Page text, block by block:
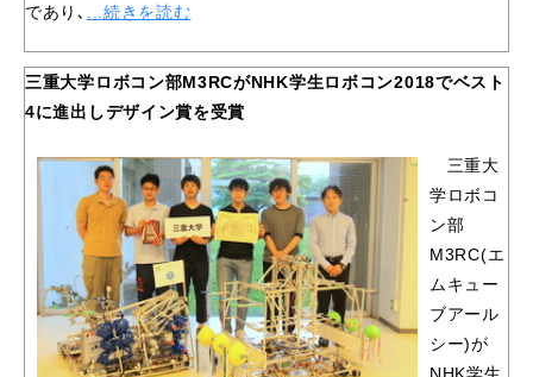
であり､
...続きを読む
三重大学ロボコン部M3RCがNHK学生ロボコン2018でベスト
4に進出しデザイン賞を受賞
三重大
学ロボコ
ン部
M3RC(エ
ムキュー
ブアール
シー)が